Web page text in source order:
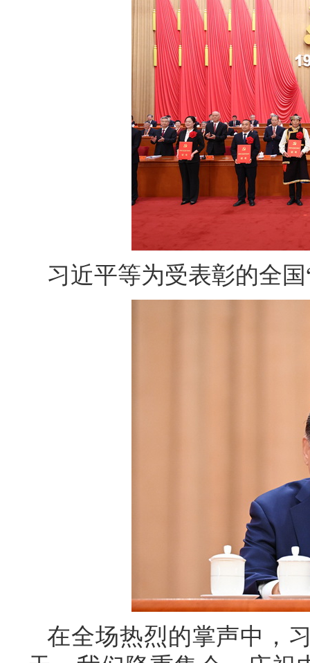
习近平等为受表彰的全
在全场热烈的掌声中，